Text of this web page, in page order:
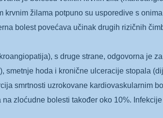
krvnim žilama potpuno su usporedive s
bolest povećava učinak drugih rizičnih
s druge strane, odgovorna je
smetnje hoda i kronične ulceracije stopala
smrtnosti uzrokovane kardiovaskularnim
zloćudne bolesti također oko 10%.